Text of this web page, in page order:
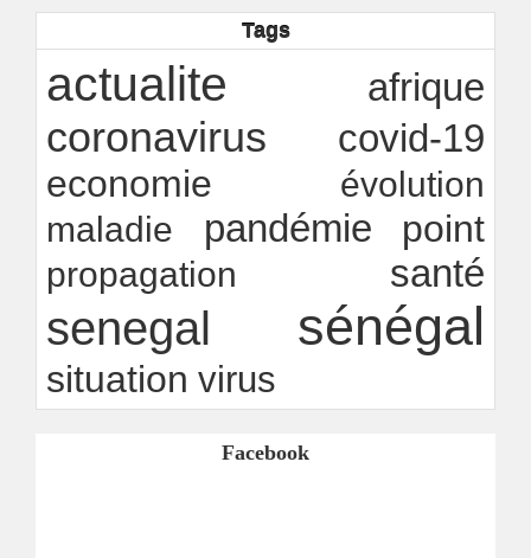
26/07/2026 -Ndakhté M. GAYE
Rapport Bceao 2025 : résilience, transition et
innovation
24/07/2026 Ndakhté M. GAYE
Tags
actualite afrique
coronavirus covid-19
economie
évolution
maladie
pandémie point
propagation santé
senegal sénégal
situation virus
Facebook